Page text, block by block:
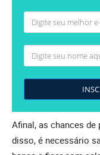
Afinal, as chances de
disso, é necessário